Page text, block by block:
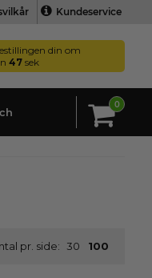
Kundeservice
din om
46 sek
0
pr. side: 30 100